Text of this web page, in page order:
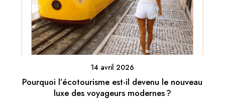
14 avril 2026
Pourquoi l’écotourisme est-il devenu le nouveau
luxe des voyageurs modernes ?